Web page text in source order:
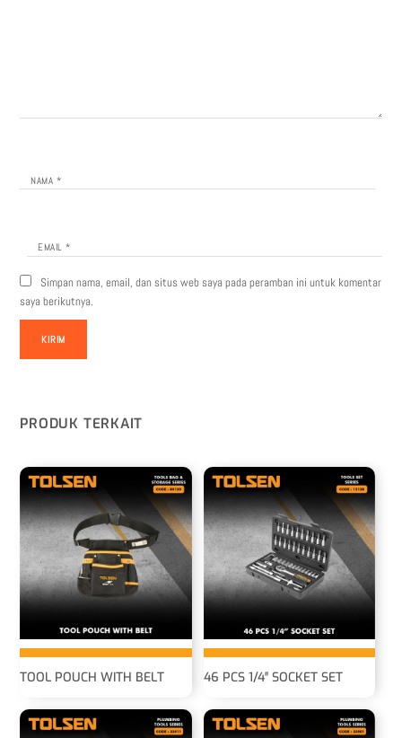
NAMA *
EMAIL*
Simpan nama, email, dan situs web saya pada peramban ini untuk komentar
saya berikutnya.
PRODUK TERKAIT
TOOL POUCH WITH BELT 46 PCS 1/4″ SOCKET SET